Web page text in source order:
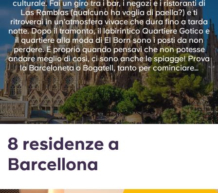
English (GB)
English (US)
Chinese
Español
Català
Deutsch
Italian
Seleziona un paese
Seleziona una città
Seleziona una residenza
Accedi
Prenota ora
culturale. Fai un giro tra i bar, i negozi e i ristoranti di
Las Ramblas (qualcuno ha voglia di paella?) e ti
ritroverai in un'atmosfera vivace che dura fino a tarda
notte. Dopo il tramonto, il labirintico Quartiere Gotico e
il quartiere alla moda di El Born sono i posti da non
perdere. E proprio quando pensavi che non potesse
andare meglio di così, ci sono anche le spiagge! Prova
la Barceloneta o Bogatell, tanto per cominciare…
8 residenze a
Barcellona